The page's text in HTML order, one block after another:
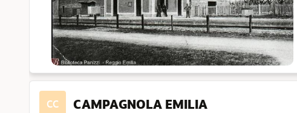
CC CAMPAGNOLA EMILIA